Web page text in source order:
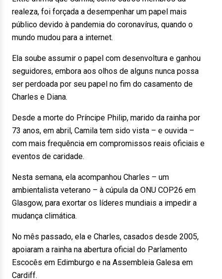
realeza, foi forçada a desempenhar um papel mais
público devido à pandemia do coronavírus, quando o
mundo mudou para a internet.
Ela soube assumir o papel com desenvoltura e ganhou
seguidores, embora aos olhos de alguns nunca possa
ser perdoada por seu papel no fim do casamento de
Charles e Diana.
Desde a morte do Príncipe Philip, marido da rainha por
73 anos, em abril, Camila tem sido vista – e ouvida –
com mais frequência em compromissos reais oficiais e
eventos de caridade.
Nesta semana, ela acompanhou Charles – um
ambientalista veterano – à cúpula da ONU COP26 em
Glasgow, para exortar os líderes mundiais a impedir a
mudança climática.
No mês passado, ela e Charles, casados desde 2005,
apoiaram a rainha na abertura oficial do Parlamento
Escocês em Edimburgo e na Assembleia Galesa em
Cardiff.